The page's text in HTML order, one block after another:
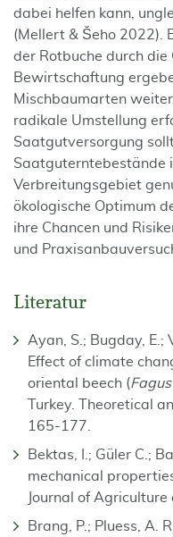
dabei helfen kann,
(Mellert & Šeho 2022).
der Rotbuche durch
Bewirtschaftung
Mischbaumarten
radikale Umstellung
Saatgutversorgung
Saatguterntebestände
Verbreitungsgebiet
ökologische Optimum
ihre Chancen und
und
Literatur
Ayan, S.; Bugday, E.;
Effect of climate
oriental beech (
Turkey. Theoretical
165-177.
Bektas, I.; Güler C.;
mechanical
Journal of
Brang, P.; Pluess, A.